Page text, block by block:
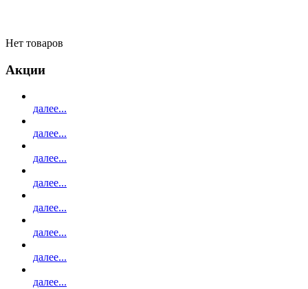
Нет товаров
Акции
далее...
далее...
далее...
далее...
далее...
далее...
далее...
далее...